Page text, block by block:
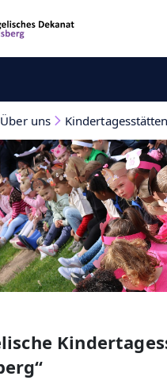
Über uns Kindertagesstätten